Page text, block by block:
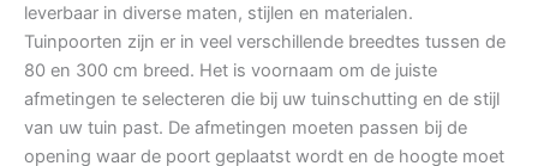
leverbaar in diverse maten, stijlen en materialen.
Tuinpoorten zijn er in veel verschillende breedtes tussen de
80 en 300 cm breed. Het is voornaam om de juiste
afmetingen te selecteren die bij uw tuinschutting en de stijl
van uw tuin past. De afmetingen moeten passen bij de
opening waar de poort geplaatst wordt en de hoogte moet